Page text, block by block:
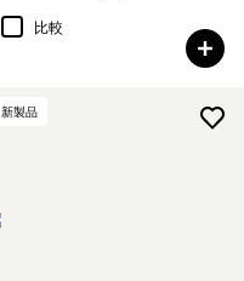
比較
新製品